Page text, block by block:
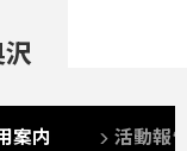
案内 活動報